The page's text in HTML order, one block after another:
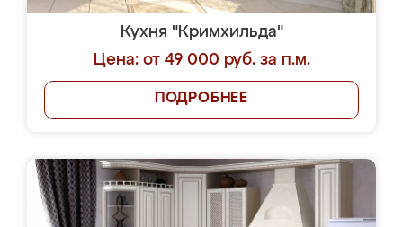
Кухня "Кримхильда"
Цена: от 49 000 руб. за п.м.
ПОДРОБНЕЕ